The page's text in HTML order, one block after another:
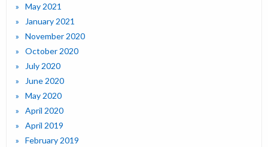
May 2021
January 2021
November 2020
October 2020
July 2020
June 2020
May 2020
April 2020
April 2019
February 2019